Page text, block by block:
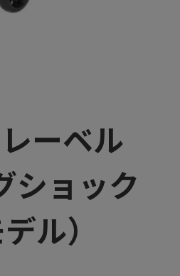
ーベル
ショック
ル）